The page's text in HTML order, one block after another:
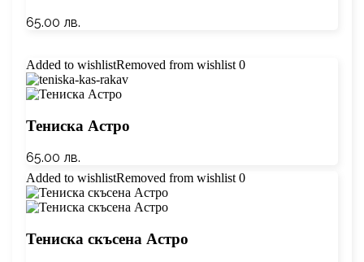
65.00 лв.
Added to wishlistRemoved from wishlist 0
Тениска Астро
65.00 лв.
Added to wishlistRemoved from wishlist 0
Тениска скъсена Астро